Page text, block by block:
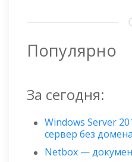
Популярно
За сегодня:
Windows Server
сервер без домена
Netbox —